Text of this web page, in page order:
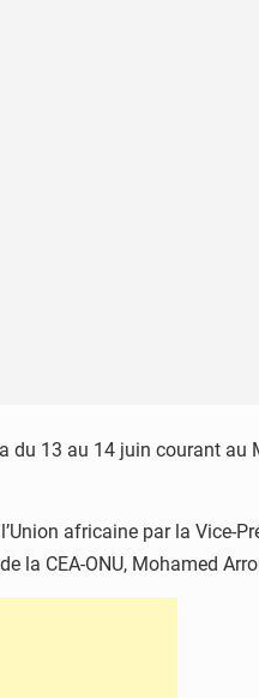
13 au 14 juin courant au
africaine par la Vice-
la CEA-ONU, Mohamed